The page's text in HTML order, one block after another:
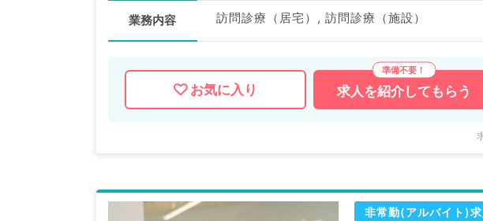
業務内容 訪問診療（居宅）, 訪問診療（施設）
お気に入り 求人を紹介してもらう
非常勤(アルバイト)求